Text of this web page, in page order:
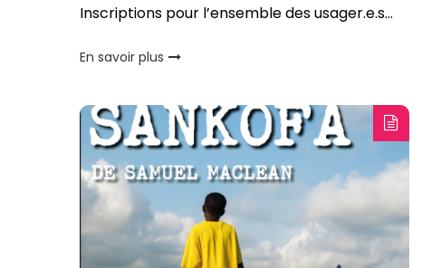
Inscriptions pour l’ensemble des usager.e.s…
En savoir plus